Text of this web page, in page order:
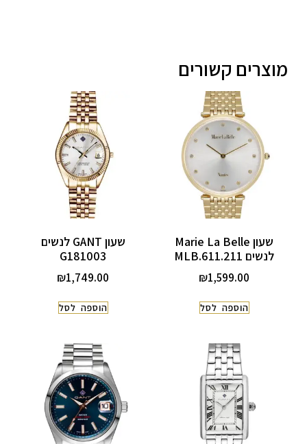
מוצרים קשורים
שעון Marie La Belle
לנשים MLB.611.211
₪1,599.00
הוספה לסל
שעון GANT לנשים
G181003
₪1,749.00
הוספה לסל